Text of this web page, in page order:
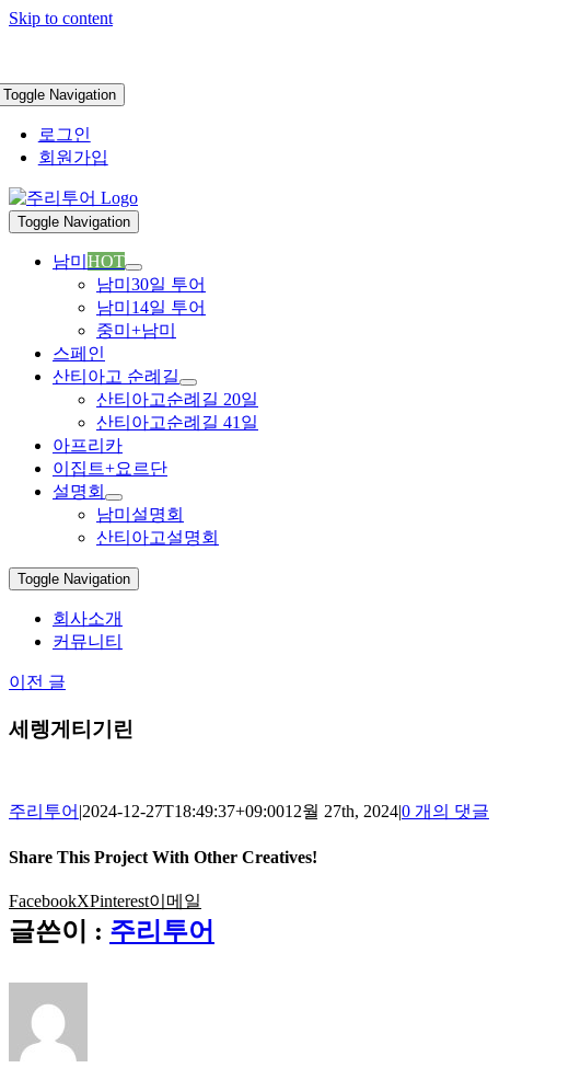
Skip to content
Toggle Navigation
로그인
회원가입
Toggle Navigation
남미 HOT
남미30일 투어
남미14일 투어
중미+남미
스페인
산티아고 순례길
산티아고순례길 20일
산티아고순례길 41일
아프리카
이집트+요르단
설명회
남미설명회
산티아고설명회
Toggle Navigation
회사소개
커뮤니티
이전 글
세렝게티기린
주리투어 |2024-12-27T18:49:37+09:0012월 27th, 2024|0 개의 댓글
Share This Project With Other Creatives!
FacebookXPinterest이메일
글쓴이 : 주리투어